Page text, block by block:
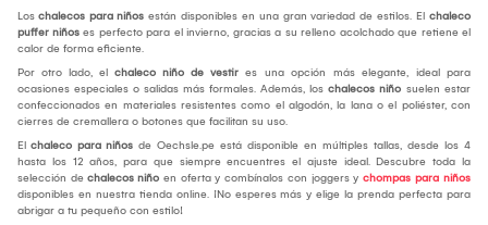
Los chalecos para niños están disponibles en una gran variedad de estilos. El chaleco
puffer niños es perfecto para el invierno, gracias a su relleno acolchado que retiene el
calor de forma eficiente.
Por otro lado, el chaleco niño de vestir es una opción más elegante, ideal para
ocasiones especiales o salidas más formales. Además, los chalecos niño suelen estar
confeccionados en materiales resistentes como el algodón, la lana o el poliéster, con
cierres de cremallera o botones que facilitan su uso.
El chaleco para niños de Oechsle.pe está disponible en múltiples tallas, desde los 4
hasta los 12 años, para que siempre encuentres el ajuste ideal. Descubre toda la
selección de chalecos niño en oferta y combínalos con joggers y chompas para niños
disponibles en nuestra tienda online. ¡No esperes más y elige la prenda perfecta para
abrigar a tu pequeño con estilo!